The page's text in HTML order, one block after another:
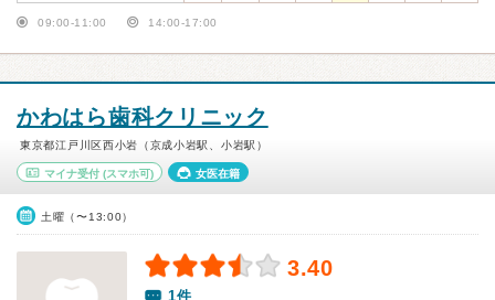
09:00-11:00 14:00-17:00
かわはら歯科クリニック
東京都江戸川区西小岩（京成小岩駅、小岩駅）
マイナ受付 (スマホ可) 女医在籍
土曜（〜13:00）
3.40
1件